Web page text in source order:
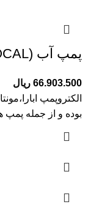
پمپ آب (AGA 1.00 M (LOCAL ابارا
66.903.500 ریال
الکتروپمپ
بوده و از جمله پمپ